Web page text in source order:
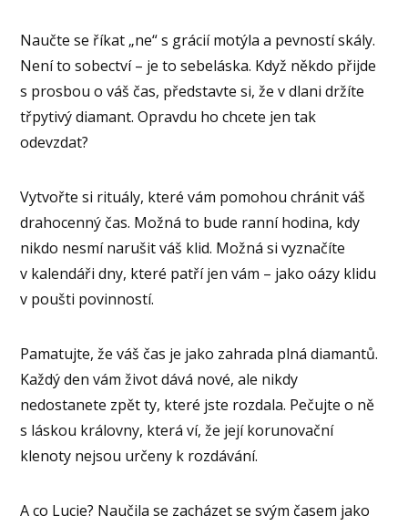
Naučte se říkat „ne“ s grácií motýla a pevností skály.
Není to sobectví – je to sebeláska. Když někdo přijde
s prosbou o váš čas, představte si, že v dlani držíte
třpytivý diamant. Opravdu ho chcete jen tak
odevzdat?
Vytvořte si rituály, které vám pomohou chránit váš
drahocenný čas. Možná to bude ranní hodina, kdy
nikdo nesmí narušit váš klid. Možná si vyznačíte
v kalendáři dny, které patří jen vám – jako oázy klidu
v poušti povinností.
Pamatujte, že váš čas je jako zahrada plná diamantů.
Každý den vám život dává nové, ale nikdy
nedostanete zpět ty, které jste rozdala. Pečujte o ně
s láskou královny, která ví, že její korunovační
klenoty nejsou určeny k rozdávání.
A co Lucie? Naučila se zacházet se svým časem jako